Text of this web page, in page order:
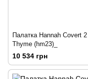
Палатка Hannah Covert 2
Thyme (hm23)_
10 534 грн